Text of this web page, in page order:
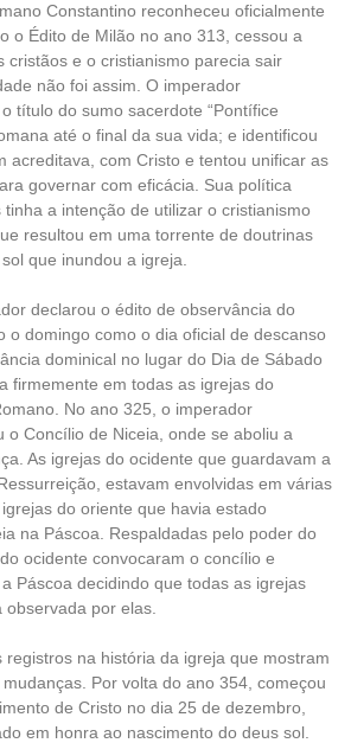
Constantino reconheceu oficialmente
o Édito de Milão no ano 313, cessou a
cristãos e o cristianismo parecia sair
não foi assim. O imperador
título do sumo sacerdote “Pontífice
até o final da sua vida; e identificou
acreditava, com Cristo e tentou unificar as
governar com eficácia. Sua política
a intenção de utilizar o cristianismo
resultou em uma torrente de doutrinas
que inundou a igreja.
declarou o édito de observância do
o domingo como o dia oficial de descanso
dominical no lugar do Dia de Sábado
firmemente em todas as igrejas do
No ano 325, o imperador
o Concílio de Niceia, onde se aboliu a
As igrejas do ocidente que guardavam a
estavam envolvidas em várias
do oriente que havia estado
na Páscoa. Respaldadas pelo poder do
ocidente convocaram o concílio e
Páscoa decidindo que todas as igrejas
por elas.
registros na história da igreja que mostram
Por volta do ano 354, começou
de Cristo no dia 25 de dezembro,
em honra ao nascimento do deus sol.